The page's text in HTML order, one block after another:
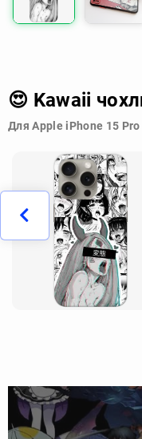
😍 Kawaii
Для Apple iPhone 15 Pro